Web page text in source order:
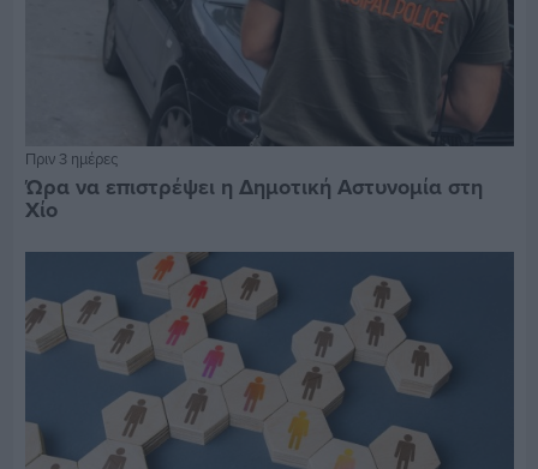
Πριν 3 ημέρες
Ώρα να επιστρέψει η Δημοτική Αστυνομία στη
Χίο